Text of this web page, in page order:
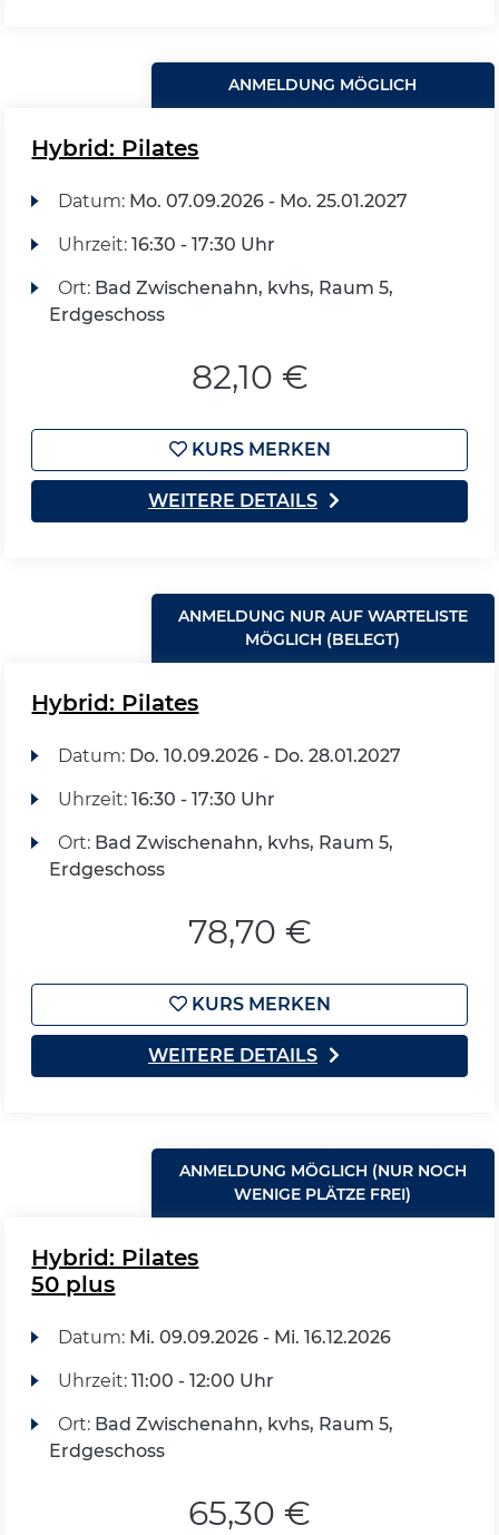
ANMELDUNG MÖGLICH
Hybrid: Pilates
Datum: Mo. 07.09.2026 - Mo. 25.01.2027
Uhrzeit: 16:30 - 17:30 Uhr
Ort: Bad Zwischenahn, kvhs, Raum 5,
Erdgeschoss
82,10 €
KURS MERKEN
WEITERE DETAILS
ANMELDUNG NUR AUF WARTELISTE
MÖGLICH (BELEGT)
Hybrid: Pilates
Datum: Do. 10.09.2026 - Do. 28.01.2027
Uhrzeit: 16:30 - 17:30 Uhr
Ort: Bad Zwischenahn, kvhs, Raum 5,
Erdgeschoss
78,70 €
KURS MERKEN
WEITERE DETAILS
ANMELDUNG MÖGLICH (NUR NOCH
WENIGE PLÄTZE FREI)
Hybrid: Pilates
50 plus
Datum: Mi. 09.09.2026 - Mi. 16.12.2026
Uhrzeit: 11:00 - 12:00 Uhr
Ort: Bad Zwischenahn, kvhs, Raum 5,
Erdgeschoss
65,30 €